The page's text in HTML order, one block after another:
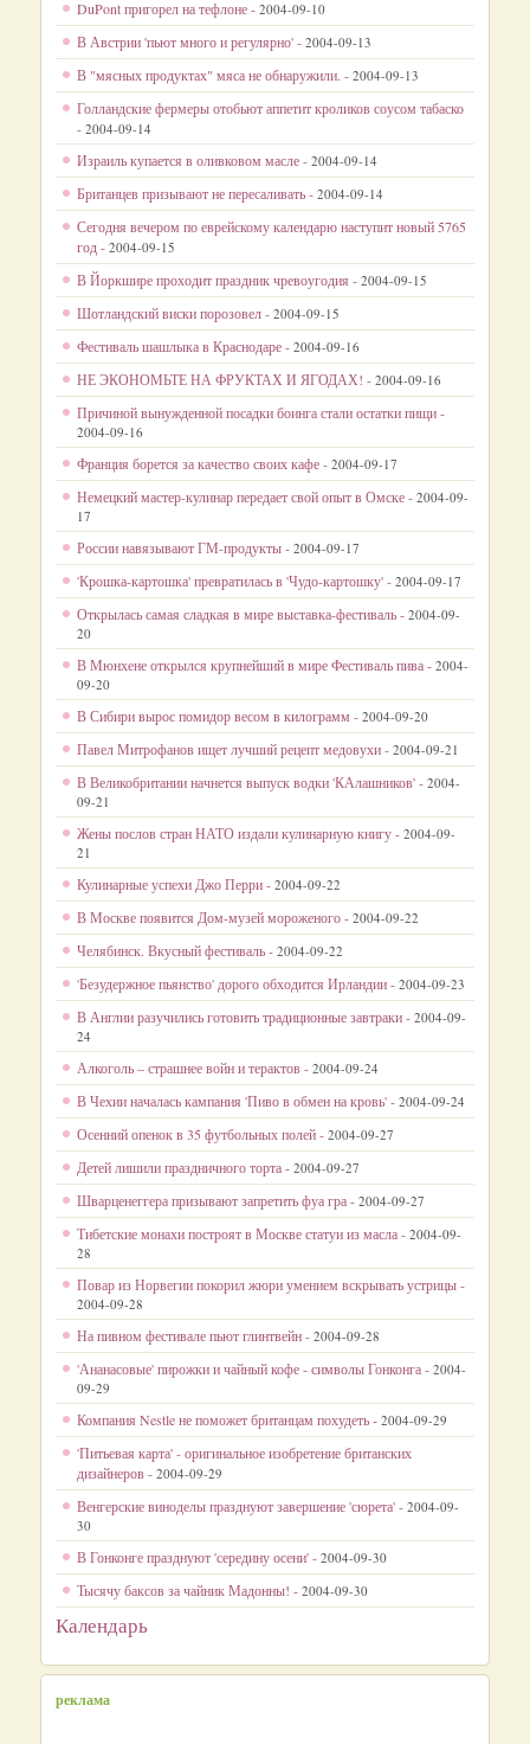
DuPont пригорел на тефлоне - 2004-09-10
В Австрии 'пьют много и регулярно' - 2004-09-13
В "мясных продуктах" мяса не обнаружили. - 2004-09-13
Голландские фермеры отобьют аппетит кроликов соусом табаско
- 2004-09-14
Израиль купается в оливковом масле - 2004-09-14
Британцев призывают не пересаливать - 2004-09-14
Сегодня вечером по еврейскому календарю наступит новый 5765
год - 2004-09-15
В Йоркшире проходит праздник чревоугодия - 2004-09-15
Шотландский виски порозовел - 2004-09-15
Фестиваль шашлыка в Краснодаре - 2004-09-16
НЕ ЭКОНОМЬТЕ НА ФРУКТАХ И ЯГОДАХ! - 2004-09-16
Причиной вынужденной посадки боинга стали остатки пищи -
2004-09-16
Франция борется за качество своих кафе - 2004-09-17
Немецкий мастер-кулинар передает свой опыт в Омске - 2004-09-
17
России навязывают ГМ-продукты - 2004-09-17
'Крошка-картошка' превратилась в 'Чудо-картошку' - 2004-09-17
Открылась самая сладкая в мире выставка-фестиваль - 2004-09-
20
В Мюнхене открылся крупнейший в мире Фестиваль пива - 2004-
09-20
В Сибири вырос помидор весом в килограмм - 2004-09-20
Павел Митрофанов ищет лучший рецепт медовухи - 2004-09-21
В Великобритании начнется выпуск водки 'КАлашников' - 2004-
09-21
Жены послов стран НАТО издали кулинарную книгу - 2004-09-
21
Кулинарные успехи Джо Перри - 2004-09-22
В Москве появится Дом-музей мороженого - 2004-09-22
Челябинск. Вкусный фестиваль - 2004-09-22
'Безудержное пьянство' дорого обходится Ирландии - 2004-09-23
В Англии разучились готовить традиционные завтраки - 2004-09-
24
Алкоголь – страшнее войн и терактов - 2004-09-24
В Чехии началась кампания 'Пиво в обмен на кровь' - 2004-09-24
Осенний опенок в 35 футбольных полей - 2004-09-27
Детей лишили праздничного торта - 2004-09-27
Шварценеггера призывают запретить фуа гра - 2004-09-27
Тибетские монахи построят в Москве статуи из масла - 2004-09-
28
Повар из Норвегии покорил жюри умением вскрывать устрицы -
2004-09-28
На пивном фестивале пьют глинтвейн - 2004-09-28
'Ананасовые' пирожки и чайный кофе - символы Гонконга - 2004-
09-29
Компания Nestle не поможет британцам похудеть - 2004-09-29
'Питьевая карта' - оригинальное изобретение британских
дизайнеров - 2004-09-29
Венгерские виноделы празднуют завершение 'сюрета' - 2004-09-
30
В Гонконге празднуют 'середину осени' - 2004-09-30
Тысячу баксов за чайник Мадонны! - 2004-09-30
Календарь
реклама